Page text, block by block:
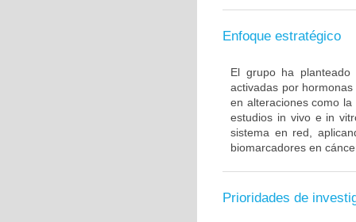
Enfoque estratégico
El grupo ha planteado
activadas por
en alteraciones como
estudios in vivo e in
sistema en red,
biomarcadores en
Prioridades de